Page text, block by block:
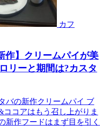
カフ
作】クリームパイが美
リーと期間は?カスタ
バの新作クリームパイ ブ
ココアはもう召し上がりま
新作フードはまず目を引く